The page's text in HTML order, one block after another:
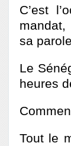
C’est
sa
Le
heures
Tout le